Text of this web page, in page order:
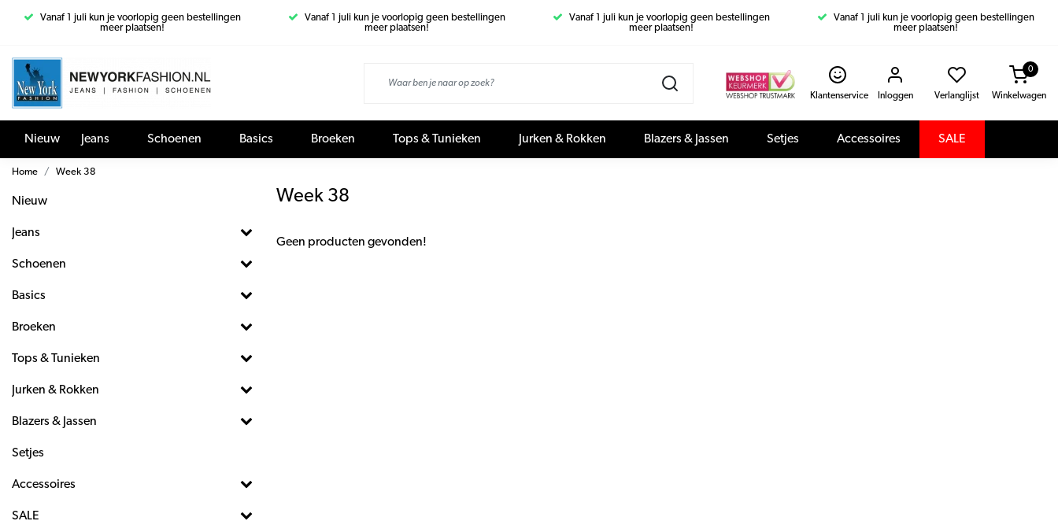
Vanaf 1 juli kun je voorlopig geen bestellingen
meer plaatsen!
Vanaf 1 juli kun je voorlopig geen bestellingen
meer plaatsen!
Vanaf 1 juli kun je voorlopig geen bestellingen
meer plaatsen!
Vanaf 1 juli kun je voorlopig geen bestellingen
meer plaatsen!
Klantenservice Inloggen Verlanglijst Winkelwagen
0
Nieuw Jeans Schoenen Basics Broeken Tops & Tunieken Jurken & Rokken Blazers & Jassen Setjes Accessoires SALE
Home Week 38
Nieuw
Jeans
Schoenen
Basics
Broeken
Tops & Tunieken
Jurken & Rokken
Blazers & Jassen
Setjes
Accessoires
SALE
Week 38
Geen producten gevonden!